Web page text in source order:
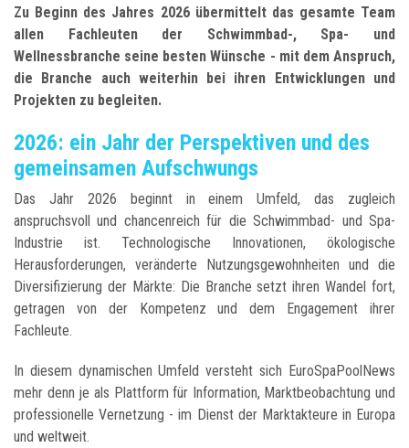
Zu Beginn des Jahres 2026 übermittelt das gesamte Team
allen Fachleuten der Schwimmbad-, Spa- und
Wellnessbranche seine besten Wünsche - mit dem Anspruch,
die Branche auch weiterhin bei ihren Entwicklungen und
Projekten zu begleiten.
2026: ein Jahr der Perspektiven und des
gemeinsamen Aufschwungs
Das Jahr 2026 beginnt in einem Umfeld, das zugleich
anspruchsvoll und chancenreich für die Schwimmbad- und Spa-
Industrie ist. Technologische Innovationen, ökologische
Herausforderungen, veränderte Nutzungsgewohnheiten und die
Diversifizierung der Märkte: Die Branche setzt ihren Wandel fort,
getragen von der Kompetenz und dem Engagement ihrer
Fachleute.
In diesem dynamischen Umfeld versteht sich EuroSpaPoolNews
mehr denn je als Plattform für Information, Marktbeobachtung und
professionelle Vernetzung - im Dienst der Marktakteure in Europa
und weltweit.